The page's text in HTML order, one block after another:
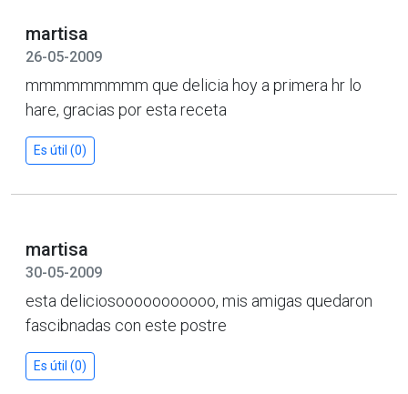
martisa
26-05-2009
mmmmmmmmm que delicia hoy a primera hr lo
hare, gracias por esta receta
Es útil (0)
martisa
30-05-2009
esta deliciosooooooooooo, mis amigas quedaron
fascibnadas con este postre
Es útil (0)